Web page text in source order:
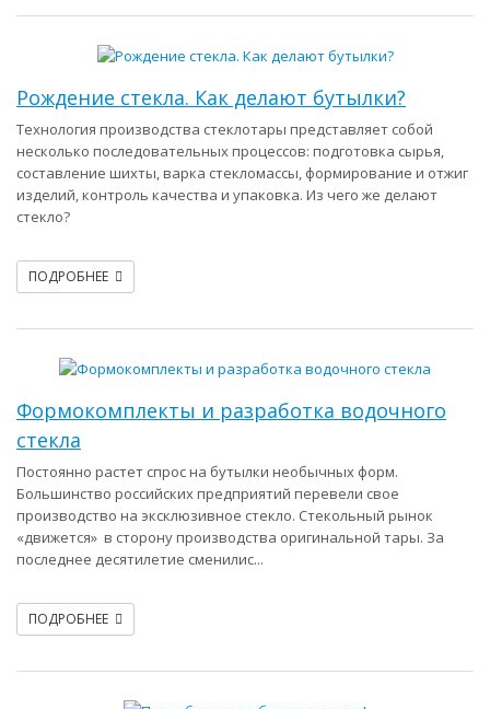
Рождение стекла. Как делают бутылки?
Технология производства стеклотары представляет собой
несколько последовательных процессов: подготовка сырья,
составление шихты, варка стекломассы, формирование и отжиг
изделий, контроль качества и упаковка. Из чего же делают
стекло?
ПОДРОБНЕЕ
Формокомплекты и разработка водочного
стекла
Постоянно растет спрос на бутылки необычных форм.
Большинство российских предприятий перевели свое
производство на эксклюзивное стекло. Стекольный рынок
«движется» в сторону производства оригинальной тары. За
последнее десятилетие сменилис...
ПОДРОБНЕЕ